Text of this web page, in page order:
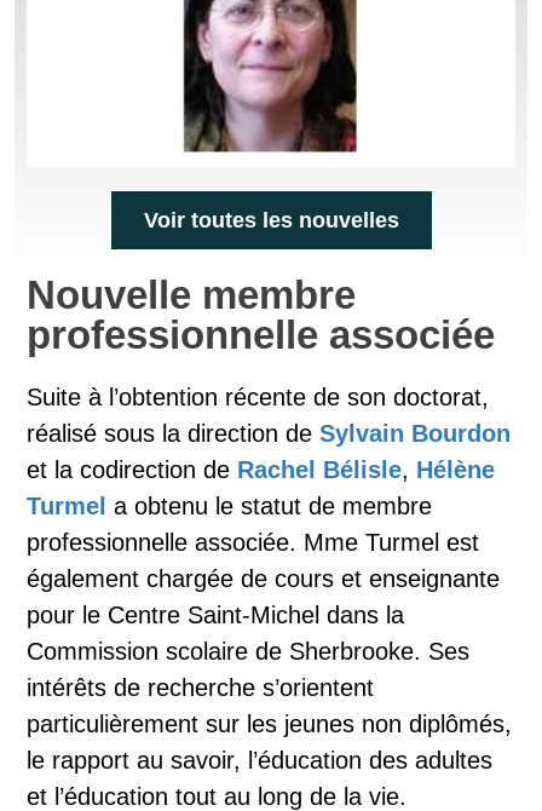
Voir toutes les nouvelles
Nouvelle membre
professionnelle associée
Suite à l’obtention récente de son doctorat,
réalisé sous la direction de Sylvain Bourdon
et la codirection de Rachel Bélisle, Hélène
Turmel a obtenu le statut de membre
professionnelle associée. Mme Turmel est
également chargée de cours et enseignante
pour le Centre Saint-Michel dans la
Commission scolaire de Sherbrooke. Ses
intérêts de recherche s’orientent
particulièrement sur les jeunes non diplômés,
le rapport au savoir, l’éducation des adultes
et l’éducation tout au long de la vie.